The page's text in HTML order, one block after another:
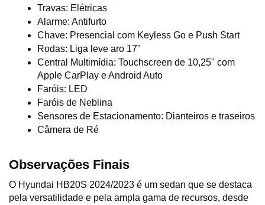
Travas: Elétricas
Alarme: Antifurto
Chave: Presencial com Keyless Go e Push Start
Rodas: Liga leve aro 17"
Central Multimídia: Touchscreen de 10,25" com
Apple CarPlay e Android Auto
Faróis: LED
Faróis de Neblina
Sensores de Estacionamento: Dianteiros e traseiros
Câmera de Ré
Observações Finais
O Hyundai HB20S 2024/2023 é um sedan que se destaca
pela versatilidade e pela ampla gama de recursos, desde